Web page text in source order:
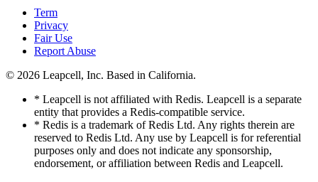
Term
Privacy
Fair Use
Report Abuse
© 2026 Leapcell, Inc. Based in California.
* Leapcell is not affiliated with Redis. Leapcell is a separate
entity that provides a Redis-compatible service.
* Redis is a trademark of Redis Ltd. Any rights therein are
reserved to Redis Ltd. Any use by Leapcell is for referential
purposes only and does not indicate any sponsorship,
endorsement, or affiliation between Redis and Leapcell.